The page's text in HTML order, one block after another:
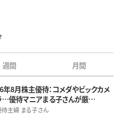
週間 月間
年8月株主優待：コメダやビックカメ
…優待マニアまる子さんが厳…
主婦 まる子さん